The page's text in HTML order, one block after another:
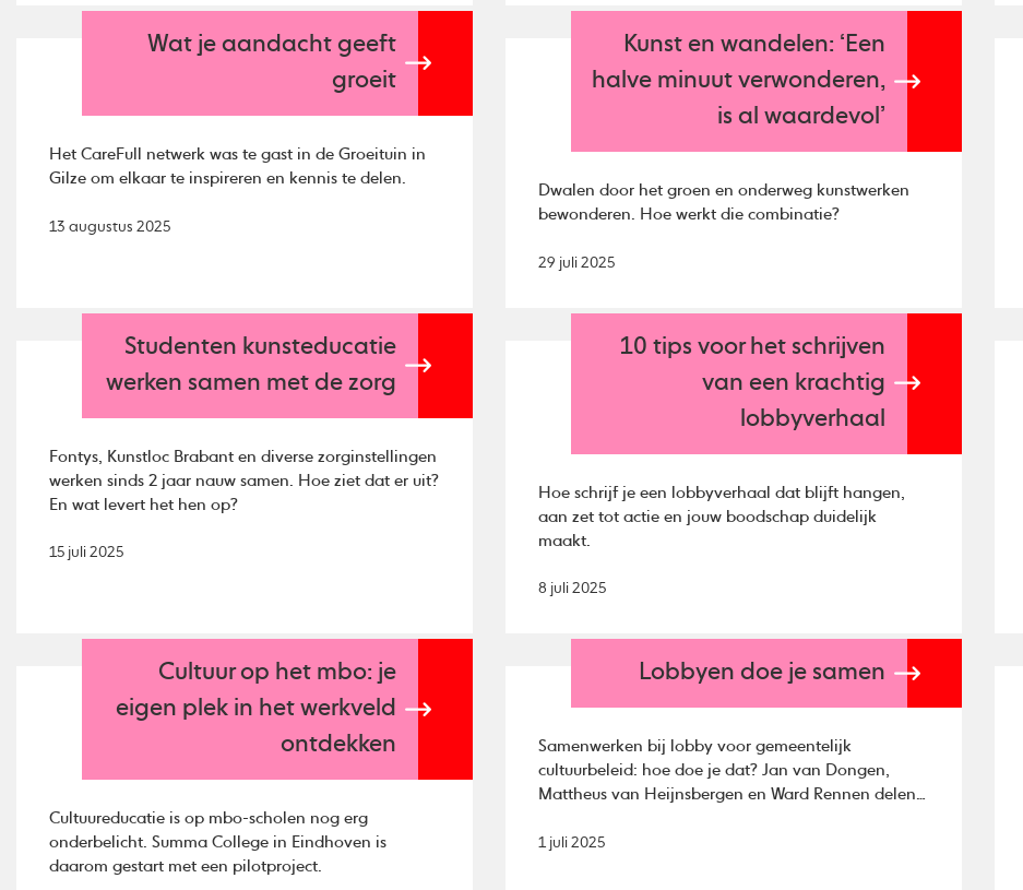
Wat je aandacht geeft
groeit
Het CareFull netwerk was te gast in de Groeituin in
Gilze om elkaar te inspireren en kennis te delen.
13 augustus 2025
Kunst en wandelen: ‘Een
halve minuut verwonderen,
is al waardevol’
Dwalen door het groen en onderweg kunstwerken
bewonderen. Hoe werkt die combinatie?
29 juli 2025
Studenten kunsteducatie
werken samen met de zorg
Fontys, Kunstloc Brabant en diverse zorginstellingen
werken sinds 2 jaar nauw samen. Hoe ziet dat er uit?
En wat levert het hen op?
15 juli 2025
10 tips voor het schrijven
van een krachtig
lobbyverhaal
Hoe schrijf je een lobbyverhaal dat blijft hangen,
aan zet tot actie en jouw boodschap duidelijk
maakt.
8 juli 2025
Cultuur op het mbo: je
eigen plek in het werkveld
ontdekken
Cultuureducatie is op mbo-scholen nog erg
onderbelicht. Summa College in Eindhoven is
daarom gestart met een pilotproject.
Lobbyen doe je samen
Samenwerken bij lobby voor gemeentelijk
cultuurbeleid: hoe doe je dat? Jan van Dongen,
Mattheus van Heijnsbergen en Ward Rennen delen
1 juli 2025